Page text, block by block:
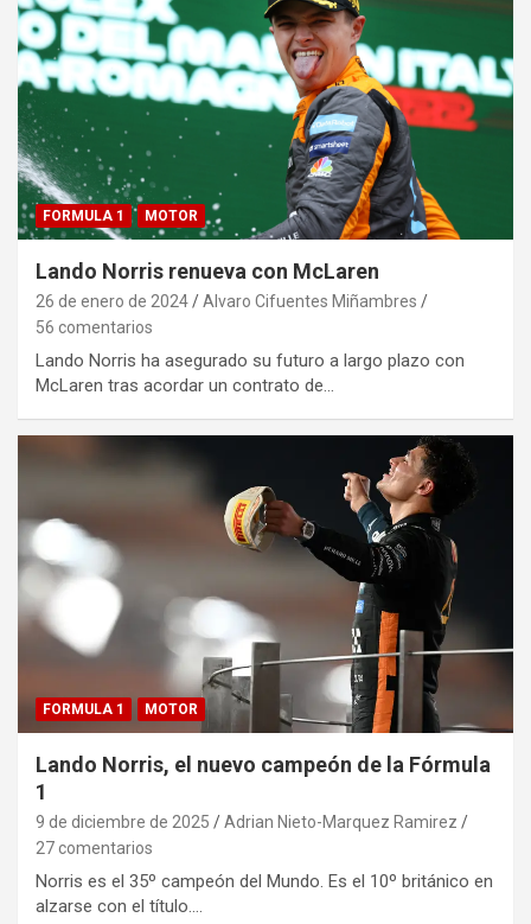
FORMULA 1 MOTOR
Lando Norris renueva con McLaren
26 de enero de 2024
Alvaro Cifuentes Miñambres
56 comentarios
Lando Norris ha asegurado su futuro a largo plazo con
McLaren tras acordar un contrato de…
FORMULA 1 MOTOR
Lando Norris, el nuevo campeón de la Fórmula
1
9 de diciembre de 2025
Adrian Nieto-Marquez Ramirez
27 comentarios
Norris es el 35º campeón del Mundo. Es el 10º británico en
alzarse con el título.…